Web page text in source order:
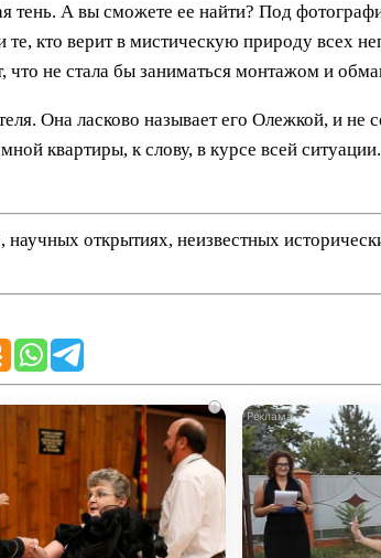
тень. А вы сможете ее найти? Под
кто верит в мистическую природу всех
что не стала бы заниматься монтажом и
Она ласково называет его Олежкой, и не
квартиры, к слову, в курсе всей
открытиях, неизвестных
i